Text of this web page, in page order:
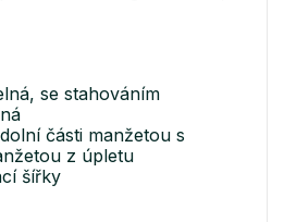
se stahováním
části manžetou s
z úpletu
šířky